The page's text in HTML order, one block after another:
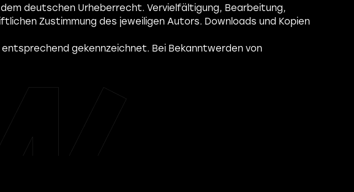
deutschen Urheberrecht. Vervielfältigung, Bearbeitung,
Zustimmung des jeweiligen Autors. Downloads und Kopien
gekennzeichnet. Bei Bekanntwerden von